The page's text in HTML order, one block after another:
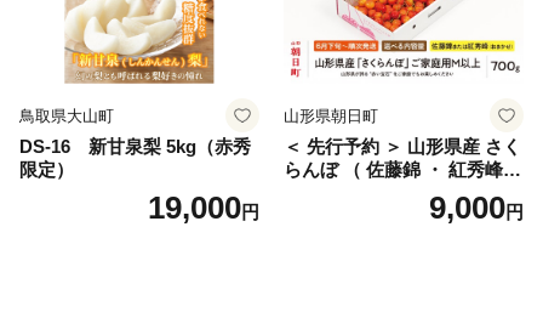
鳥取県大山町
DS-16 新甘泉梨 5kg（赤秀
限定）
19,000円
山形県朝日町
＜ 先行予約 ＞ 山形県産 さく
らんぼ （ 佐藤錦 ・ 紅秀峰
） ご家庭用 M以上 700g 【20
26年6月下旬から7月上旬発
9,000円